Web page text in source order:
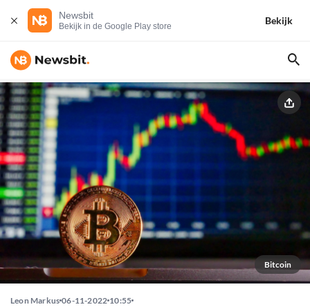
Newsbit
Bekijk in de Google Play store
Bekijk
Bitcoin
Leon Markus 06-11-2022 10:55